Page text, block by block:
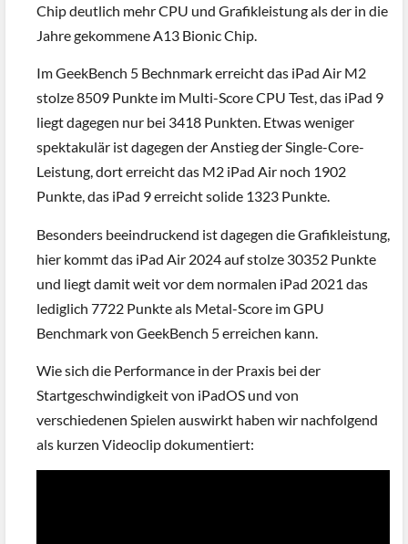
Chip deutlich mehr CPU und Grafikleistung als der in die
Jahre gekommene A13 Bionic Chip.
Im GeekBench 5 Bechnmark erreicht das iPad Air M2
stolze 8509 Punkte im Multi-Score CPU Test, das iPad 9
liegt dagegen nur bei 3418 Punkten. Etwas weniger
spektakulär ist dagegen der Anstieg der Single-Core-
Leistung, dort erreicht das M2 iPad Air noch 1902
Punkte, das iPad 9 erreicht solide 1323 Punkte.
Besonders beeindruckend ist dagegen die Grafikleistung,
hier kommt das iPad Air 2024 auf stolze 30352 Punkte
und liegt damit weit vor dem normalen iPad 2021 das
lediglich 7722 Punkte als Metal-Score im GPU
Benchmark von GeekBench 5 erreichen kann.
Wie sich die Performance in der Praxis bei der
Startgeschwindigkeit von iPadOS und von
verschiedenen Spielen auswirkt haben wir nachfolgend
als kurzen Videoclip dokumentiert: